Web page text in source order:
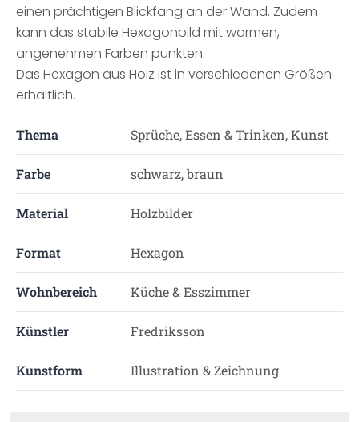
einen prächtigen Blickfang an der Wand. Zudem
kann das stabile Hexagonbild mit warmen,
angenehmen Farben punkten.
Das Hexagon aus Holz ist in verschiedenen Größen
erhältlich.
Thema Sprüche, Essen & Trinken, Kunst
Farbe schwarz, braun
Material Holzbilder
Format Hexagon
Wohnbereich Küche & Esszimmer
Künstler Fredriksson
Kunstform Illustration & Zeichnung